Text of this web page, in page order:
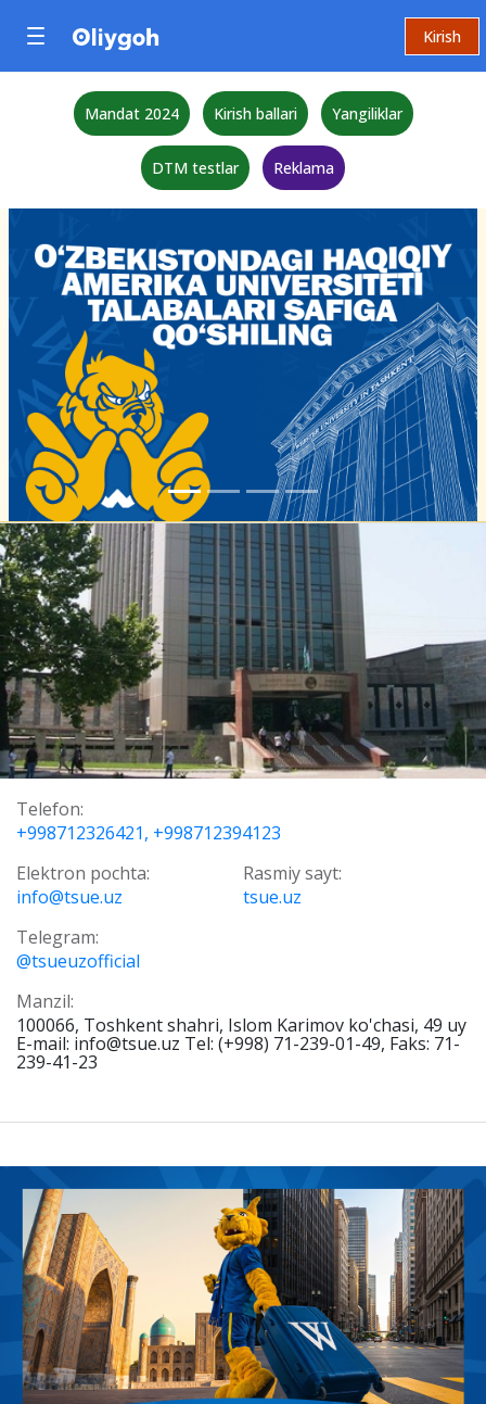
Kirish
Mandat 2024 Kirish ballari Yangiliklar
DTM testlar Reklama
Telefon:
+998712326421, +998712394123
Elektron pochta:
info@tsue.uz
Rasmiy sayt:
tsue.uz
Telegram:
@tsueuzofficial
Manzil:
100066, Toshkent shahri, Islom Karimov ko'chasi, 49 uy
E-mail: info@tsue.uz Tel: (+998) 71-239-01-49, Faks: 71-
239-41-23